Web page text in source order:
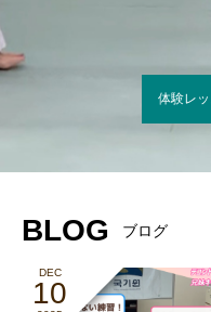
体験レ
BLOG ブログ
DEC
10